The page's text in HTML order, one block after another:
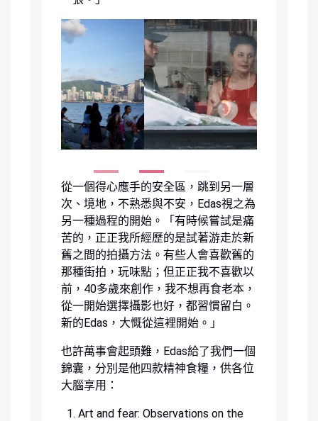
從一個得心應手的安全區，跳到另一層
次、境地，不熟悉與不安，Edas視之為
另一種過程的開始。「有時候嘗試是痛
苦的，正正我所經歷的是試著游走於新
舊之間的拍攝方法。有些人會喜歡舊的
那種街拍，玩味點；但正正我不喜歡以
前，40多歲來創作，我不想再食老本，
從一開始選擇攝影也好，都習慣留白。
新的Edas，大慨從這裡開始。」
也許萬事會起頭難，Edas給了我們一個
錦囊，分別是他四款精神食糧，供各位
大腦享用：
Art and fear: Observations on the